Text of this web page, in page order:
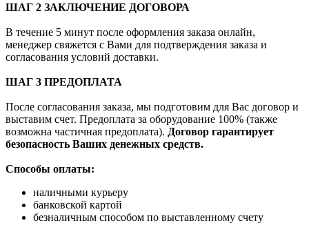
ШАГ 2 ЗАКЛЮЧЕНИЕ ДОГОВОРА
В течение 5 минут после оформления заказа онлайн,
менеджер свяжется с Вами для подтверждения заказа и
согласования условий доставки.
ШАГ 3 ПРЕДОПЛАТА
После согласования заказа, мы подготовим для Вас договор и
выставим счет. Предоплата за оборудование 100% (также
возможна частичная предоплата). Договор гарантирует
безопасность Ваших денежных средств.
Способы оплаты:
наличными курьеру
банковской картой
безналичным способом по выставленному счету